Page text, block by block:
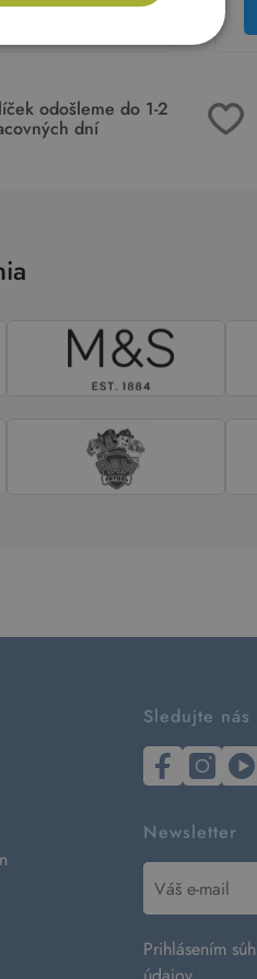
Pridať do košíka
odošleme do 1-2
dní
Sledujte
Newsletter
Prihlásením